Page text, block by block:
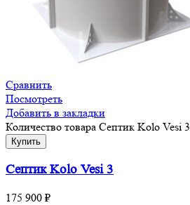
Сравнить
Посмотреть
Добавить в закладки
Количество товара Септик Kolo Vesi 3
Купить
Септик Kolo Vesi 3
175 900 ₽